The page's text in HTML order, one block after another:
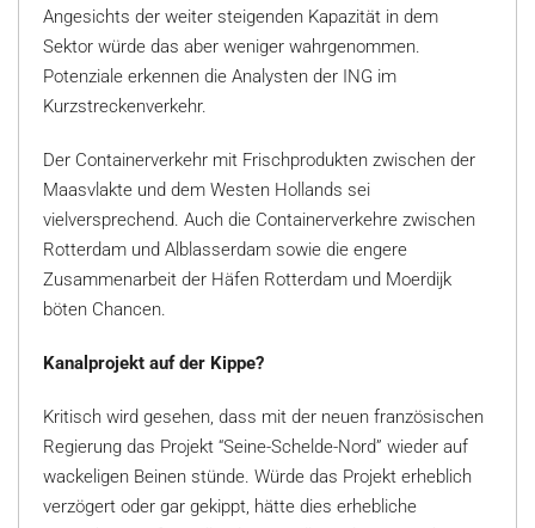
Angesichts der weiter steigenden Kapazität in dem
Sektor würde das aber weniger wahrgenommen.
Potenziale erkennen die Analysten der ING im
Kurzstreckenverkehr.
Der Containerverkehr mit Frischprodukten zwischen der
Maasvlakte und dem Westen Hollands sei
vielversprechend. Auch die Containerverkehre zwischen
Rotterdam und Alblasserdam sowie die engere
Zusammenarbeit der Häfen Rotterdam und Moerdijk
böten Chancen.
Kanalprojekt auf der Kippe?
Kritisch wird gesehen, dass mit der neuen französischen
Regierung das Projekt “Seine-Schelde-Nord” wieder auf
wackeligen Beinen stünde. Würde das Projekt erheblich
verzögert oder gar gekippt, hätte dies erhebliche